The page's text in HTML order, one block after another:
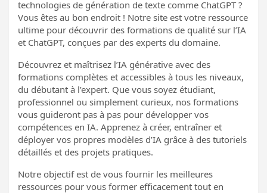
technologies de génération de texte comme ChatGPT ?
Vous êtes au bon endroit ! Notre site est votre ressource
ultime pour découvrir des formations de qualité sur l’IA
et ChatGPT, conçues par des experts du domaine.
Découvrez et maîtrisez l’IA générative avec des
formations complètes et accessibles à tous les niveaux,
du débutant à l’expert. Que vous soyez étudiant,
professionnel ou simplement curieux, nos formations
vous guideront pas à pas pour développer vos
compétences en IA. Apprenez à créer, entraîner et
déployer vos propres modèles d’IA grâce à des tutoriels
détaillés et des projets pratiques.
Notre objectif est de vous fournir les meilleures
ressources pour vous former efficacement tout en